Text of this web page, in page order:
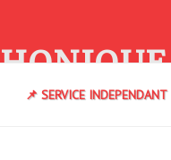
📌 SERVICE INDEPENDANT